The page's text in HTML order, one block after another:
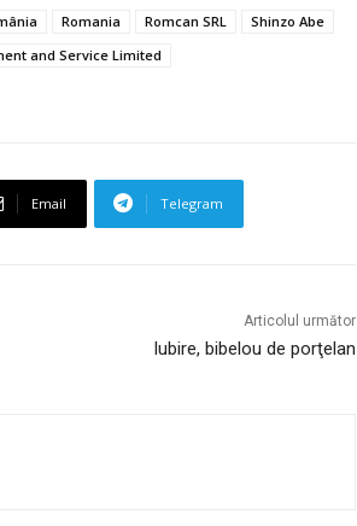
Romania Romcan SRL
Shinzo Abe
and Service Limited
Email Telegram
Articolul următor
Iubire, bibelou de porţelan